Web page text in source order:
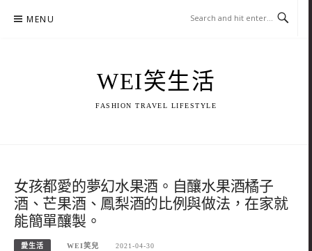
MENU
WEI笑生活
FASHION TRAVEL LIFESTYLE
女孩都愛的夢幻水果酒。自釀水果酒橘子
酒、芒果酒、鳳梨酒的比例與做法，在家就
能簡單釀製。
愛生活 WEI笑兒 2021-04-30